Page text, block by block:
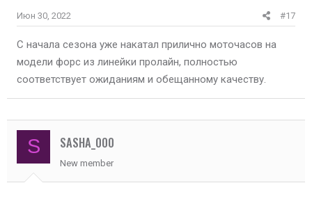
Июн 30, 2022 #17
С начала сезона уже накатал прилично моточасов на
модели форс из линейки пролайн, полностью
соответствует ожиданиям и обещанному качеству.
S SASHA_000
New member